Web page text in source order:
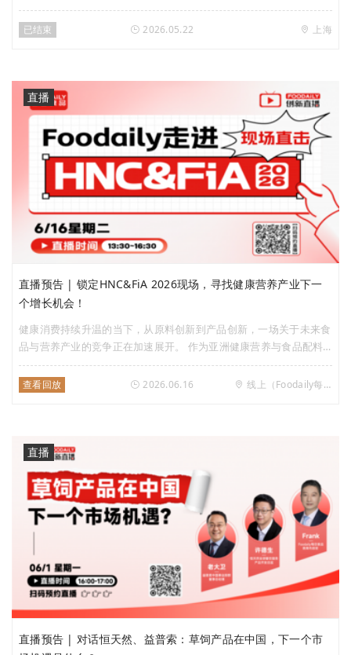
量。在此背景下，Foodaily将于5月22日（周五）携手国民冰淇淋品
牌八喜，特别策划「饮品甜品化，冰淇淋跨界“卷”出新曲线」主题
已结束 2026.05.22 上海
直播
直播预告 | 锁定HNC&FiA 2026现场，寻找健康营养产业下一
个增长机会！
健康消费持续升温的当下，从原料创新到产品创新，一场关于未来食
品与营养产业的竞争正在加速展开。 作为亚洲健康营养与食品配料
领域的标志性展会，2026 HNC亚洲天然及保健品展与FiA健康天然原
料、食品配料展览会即将同期启幕。 前者立足大健康终端消费市
需求洞察到产品创新落地，从终端品牌竞争到上游技术突破，两大展
会联动构建起覆盖全产业链的创新生态，也成为观察未来十年健康食
品产业趋势的重要窗口。 2026年的创新风向又将吹向哪里？
查看回放 2026.06.16 线上（Foodaily每日食品视频号）
直播
直播预告 | 对话恒天然、益普索：草饲产品在中国，下一个市